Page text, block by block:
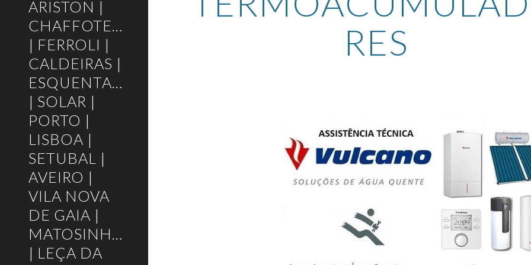
ARISTON |
CHAFFOTEAUX
| FERROLI |
CALDEIRAS |
ESQUENTADORES
| SOLAR |
PORTO |
LISBOA |
SETUBAL |
AVEIRO |
VILA NOVA
DE GAIA |
MATOSINHOS
| LEÇA DA
RES